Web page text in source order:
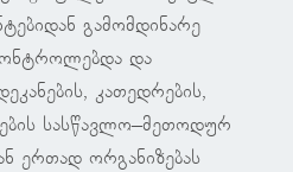
გამომდინარე
და
კათედრების,
სასწავლო–მეთოდურ
ერთად ორგანიზებას